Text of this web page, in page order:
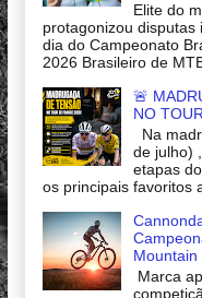
Elite do
protagonizou
dia do Campeonato
2026 Brasileiro de MTB
🚨
NO
Na
de julho)
etapas
os principais favoritos
Mountain
Marca